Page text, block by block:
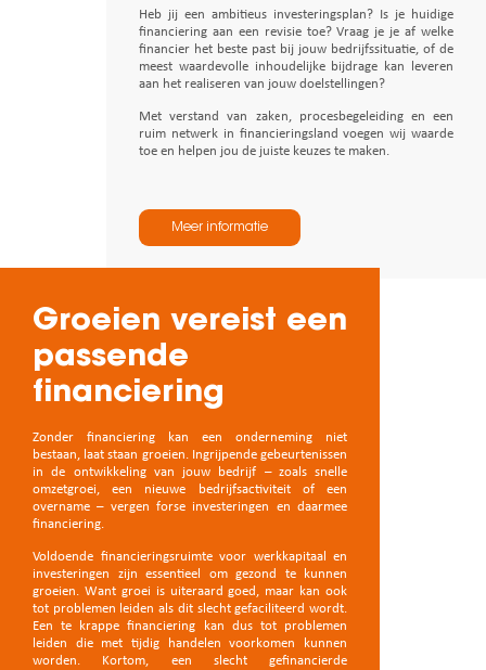
Heb jij een ambitieus investeringsplan? Is je huidige
financiering aan een revisie toe? Vraag je je af welke
financier het beste past bij jouw bedrijfssituatie, of de
meest waardevolle inhoudelijke bijdrage kan leveren
aan het realiseren van jouw doelstellingen?
Met verstand van zaken, procesbegeleiding en een
ruim netwerk in financieringsland voegen wij waarde
toe en helpen jou de juiste keuzes te maken.
Meer informatie
Groeien vereist een
passende
financiering
Zonder financiering kan een onderneming niet
bestaan, laat staan groeien. Ingrijpende gebeurtenissen
in de ontwikkeling van jouw bedrijf – zoals snelle
omzetgroei, een nieuwe bedrijfsactiviteit of een
overname – vergen forse investeringen en daarmee
financiering.
Voldoende financieringsruimte voor werkkapitaal en
investeringen zijn essentieel om gezond te kunnen
groeien. Want groei is uiteraard goed, maar kan ook
tot problemen leiden als dit slecht gefaciliteerd wordt.
Een te krappe financiering kan dus tot problemen
leiden die met tijdig handelen voorkomen kunnen
worden. Kortom, een slecht gefinancierde